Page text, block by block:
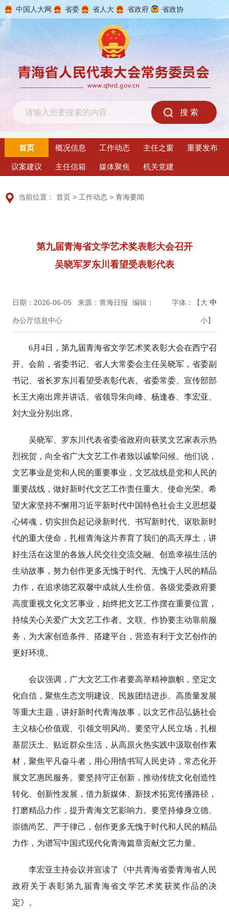
中国人大网 省委 省人大 省政府 省政协
首页 概况信息 工作动态 主任之窗 重要发布
议案建议 主任信箱 媒体聚焦 机关党建
当前位置：首页 >工作动态 >青海要闻
第九届青海省文学艺术奖表彰大会召开
吴晓军罗东川看望受表彰代表
日期：2026-06-05 来源：青海日报 编辑：
办公厅信息中心
字体：【大 中
小】
6月4日，第九届青海省文学艺术奖表彰大会在西宁召
开。会前，省委书记、省人大常委会主任吴晓军，省委副
书记、省长罗东川看望受表彰代表。省委常委、宣传部部
长王大南出席并讲话。省领导朱向峰、杨逢春、李宏亚、
刘大业分别出席。
吴晓军、罗东川代表省委省政府向获奖文艺家表示热
烈祝贺，向全省广大文艺工作者致以诚挚问候。他们说，
文艺事业是党和人民的重要事业，文艺战线是党和人民的
重要战线，做好新时代文艺工作责任重大、使命光荣。希
望大家坚持不懈用习近平新时代中国特色社会主义思想凝
心铸魂，切实担负起记录新时代、书写新时代、讴歌新时
代的重大使命，扎根青海这片养育了我们的高天厚土，讲
好生活在这里的各族人民交往交流交融、创造幸福生活的
生动故事，努力创作更多无愧于时代、无愧于人民的精品
力作，在追求德艺双馨中成就人生价值。各级党委政府要
高度重视文化文艺事业，始终把文艺工作摆在重要位置，
持续关心关爱广大文艺工作者。文联、作协要主动靠前服
务，为大家创造条件、搭建平台，营造有利于文艺创作的
更好环境。
会议强调，广大文艺工作者要高举精神旗帜，坚定文
化自信，聚焦生态文明建设、民族团结进步、高质量发展
等重大主题，讲好新时代青海故事，以文艺作品弘扬社会
主义核心价值观、引领文明风尚。要坚守人民立场，扎根
基层沃土、贴近群众生活，从高原火热实践中汲取创作素
材，聚焦平凡奋斗者，用心用情书写人民史诗，常态化开
展文艺惠民服务。要坚持守正创新，推动传统文化创造性
转化、创新性发展，借力新媒体、新技术拓宽传播路径，
打磨精品力作，提升青海文艺影响力。要坚持修身立德、
崇德尚艺、严于律己，创作更多无愧于时代和人民的精品
力作，为谱写中国式现代化青海篇章贡献文艺力量。
李宏亚主持会议并宣读了《中共青海省委青海省人民
政府关于表彰第九届青海省文学艺术奖获奖作品的决
定》。